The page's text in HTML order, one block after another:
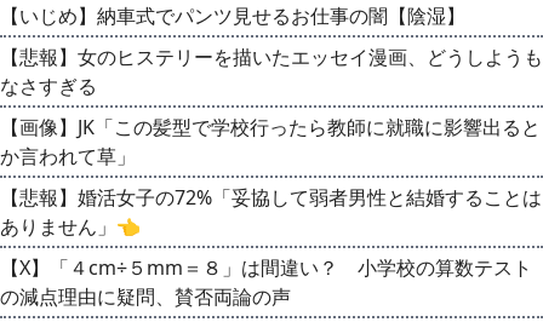
【いじめ】納車式でパンツ見せるお仕事の闇【陰湿】
【悲報】女のヒステリーを描いたエッセイ漫画、どうしようも
なさすぎる
【画像】JK「この髪型で学校行ったら教師に就職に影響出ると
か言われて草」
【悲報】婚活女子の72%「妥協して弱者男性と結婚することは
ありません」👈
【X】「４cm÷５mm＝８」は間違い？ 小学校の算数テスト
の減点理由に疑問、賛否両論の声